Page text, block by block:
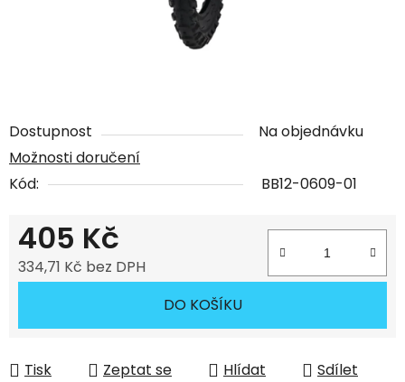
Dostupnost
Na objednávku
Možnosti doručení
Kód:
BB12-0609-01
405 Kč
334,71 Kč bez DPH
DO KOŠÍKU
Tisk Zeptat se Hlídat Sdílet